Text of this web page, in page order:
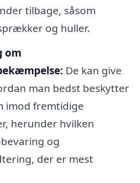
tilbage, såsom
og huller.
om
De kan give
man bedst beskytter
imod fremtidige
herunder hvilken
og
der er mest